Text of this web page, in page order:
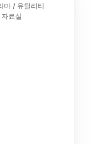
마 / 유틸리티
료실